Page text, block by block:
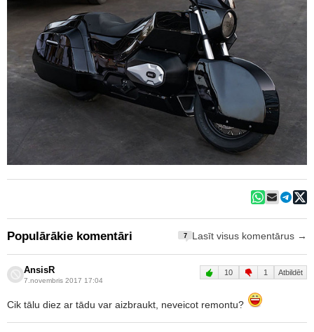
Populārākie komentāri 7 Lasīt visus komentārus →
AnsisR
7.novembris 2017 17:04
10 1 Atbildēt
Cik tālu diez ar tādu var aizbraukt, neveicot remontu?